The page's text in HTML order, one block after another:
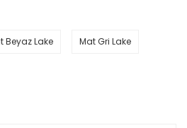
Beyaz Lake Mat Gri Lake